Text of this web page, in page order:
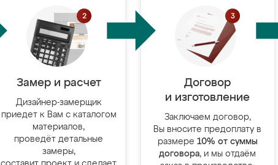
Замер и расчет
Дизайнер-замерщик
приедет к Вам с каталогом
материалов,
проведёт детальные
замеры,
Договор
и изготовление
Заключаем договор,
Вы вносите предоплату в
размере 10% от суммы
договора, и мы отдаём